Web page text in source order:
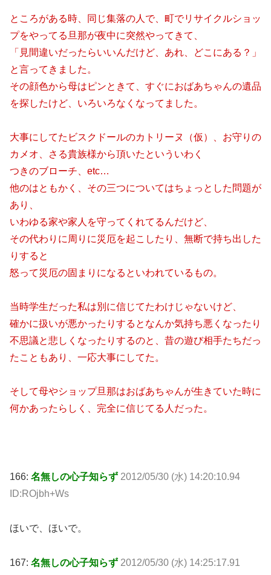
ところがある時、同じ集落の人で、町でリサイクルショッ
プをやってる旦那が夜中に突然やってきて、
「見間違いだったらいいんだけど、あれ、どこにある？」
と言ってきました。
その顔色から母はピンときて、すぐにおばあちゃんの遺品
を探したけど、いろいろなくなってました。
大事にしてたビスクドールのカトリーヌ（仮）、お守りの
カメオ、さる貴族様から頂いたといういわく
つきのブローチ、etc…
他のはともかく、その三つについてはちょっとした問題が
あり、
いわゆる家や家人を守ってくれてるんだけど、
その代わりに周りに災厄を起こしたり、無断で持ち出した
りすると
怒って災厄の固まりになるといわれているもの。
当時学生だった私は別に信じてたわけじゃないけど、
確かに扱いが悪かったりするとなんか気持ち悪くなったり
不思議と悲しくなったりするのと、昔の遊び相手たちだっ
たこともあり、一応大事にしてた。
そして母やショップ旦那はおばあちゃんが生きていた時に
何かあったらしく、完全に信じてる人だった。
166: 名無しの心子知らず 2012/05/30 (水) 14:20:10.94
ID:ROjbh+Ws
ほいで、ほいで。
167: 名無しの心子知らず 2012/05/30 (水) 14:25:17.91